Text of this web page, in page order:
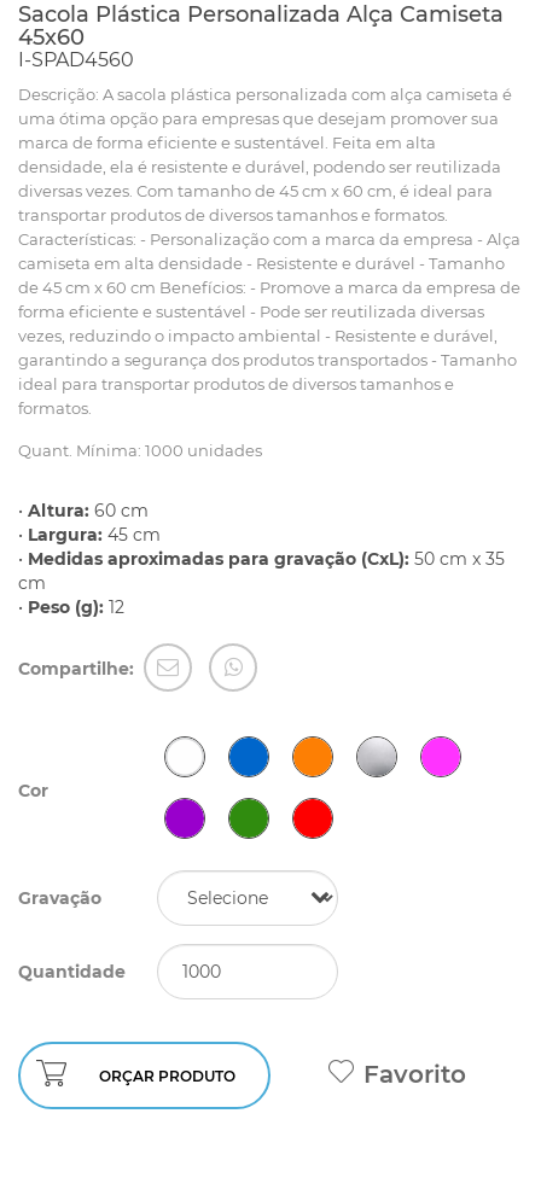
Sacola Plástica Personalizada Alça Camiseta
45x60
I-SPAD4560
Descrição: A sacola plástica personalizada com alça camiseta é
uma ótima opção para empresas que desejam promover sua
marca de forma eficiente e sustentável. Feita em alta
densidade, ela é resistente e durável, podendo ser reutilizada
diversas vezes. Com tamanho de 45 cm x 60 cm, é ideal para
transportar produtos de diversos tamanhos e formatos.
Características: - Personalização com a marca da empresa - Alça
camiseta em alta densidade - Resistente e durável - Tamanho
de 45 cm x 60 cm Benefícios: - Promove a marca da empresa de
forma eficiente e sustentável - Pode ser reutilizada diversas
vezes, reduzindo o impacto ambiental - Resistente e durável,
garantindo a segurança dos produtos transportados - Tamanho
ideal para transportar produtos de diversos tamanhos e
formatos.
Quant. Mínima: 1000 unidades
• Altura: 60 cm
• Largura: 45 cm
• Medidas aproximadas para gravação (CxL): 50 cm x 35
cm
• Peso (g): 12
Compartilhe:
Cor
Gravação
Quantidade
ORÇAR PRODUTO Favorito